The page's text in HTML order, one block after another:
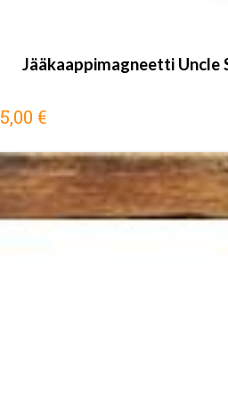
Jääkaappimagneetti Uncle
5,00 €